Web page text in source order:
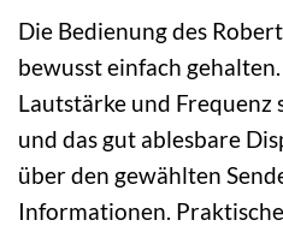
Die Bedienung des
bewusst einfach
Lautstärke und Frequenz
und das gut ablesbare
über den gewählten
Informationen.